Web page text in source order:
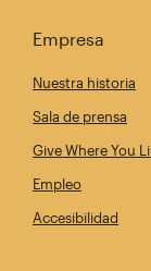
Empresa
Nuestra historia
Sala de prensa
Give Where You
Empleo
Accesibilidad